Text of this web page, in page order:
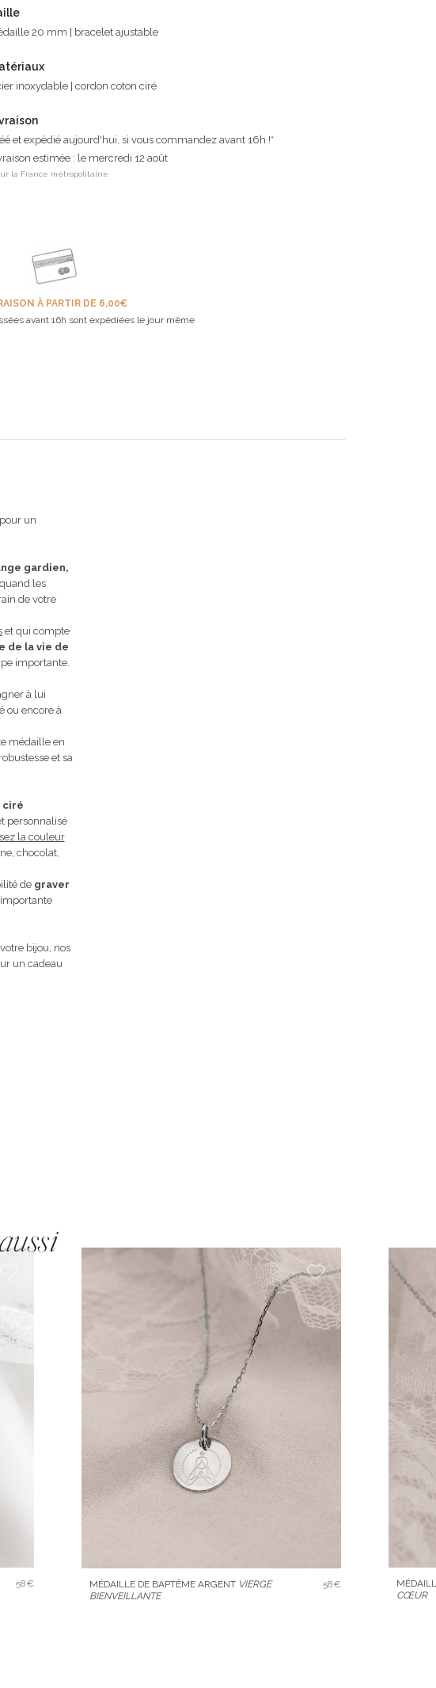
20 mm | bracelet ajustable
inoxydable | cordon coton ciré
et expédié aujourd'hui, si vous commandez avant 16h !*
estimée : le mercredi 12 août
la France métropolitaine
À PARTIR DE 6,00€
avant 16h sont expédiées le jour même
un
gardien,
les
de votre
et qui compte
de la vie de
importante.
à lui
ou encore à
médaille en
et sa
ciré
personnalisé
la couleur
chocolat,
de graver
bijou, nos
un cadeau
aussi
58€ MÉDAILLE DE BAPTÊME ARGENT VIERGE
BIENVEILLANTE
58€
CŒUR